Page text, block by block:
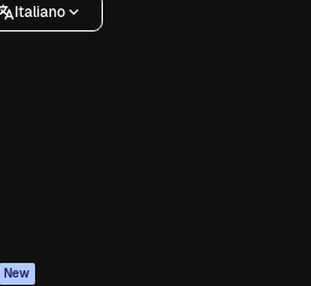
Italiano
New